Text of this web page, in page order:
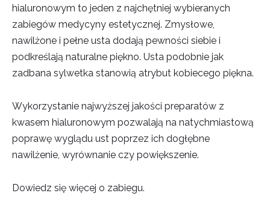
hialuronowym to jeden z najchętniej wybieranych
zabiegów medycyny estetycznej. Zmysłowe,
nawilżone i pełne usta dodają pewności siebie i
podkreślają naturalne piękno. Usta podobnie jak
zadbana sylwetka stanowią atrybut kobiecego piękna.
Wykorzystanie najwyższej jakości preparatów z
kwasem hialuronowym pozwalają na natychmiastową
poprawę wyglądu ust poprzez ich dogłębne
nawilżenie, wyrównanie czy powiększenie.
Dowiedz się więcej o zabiegu.